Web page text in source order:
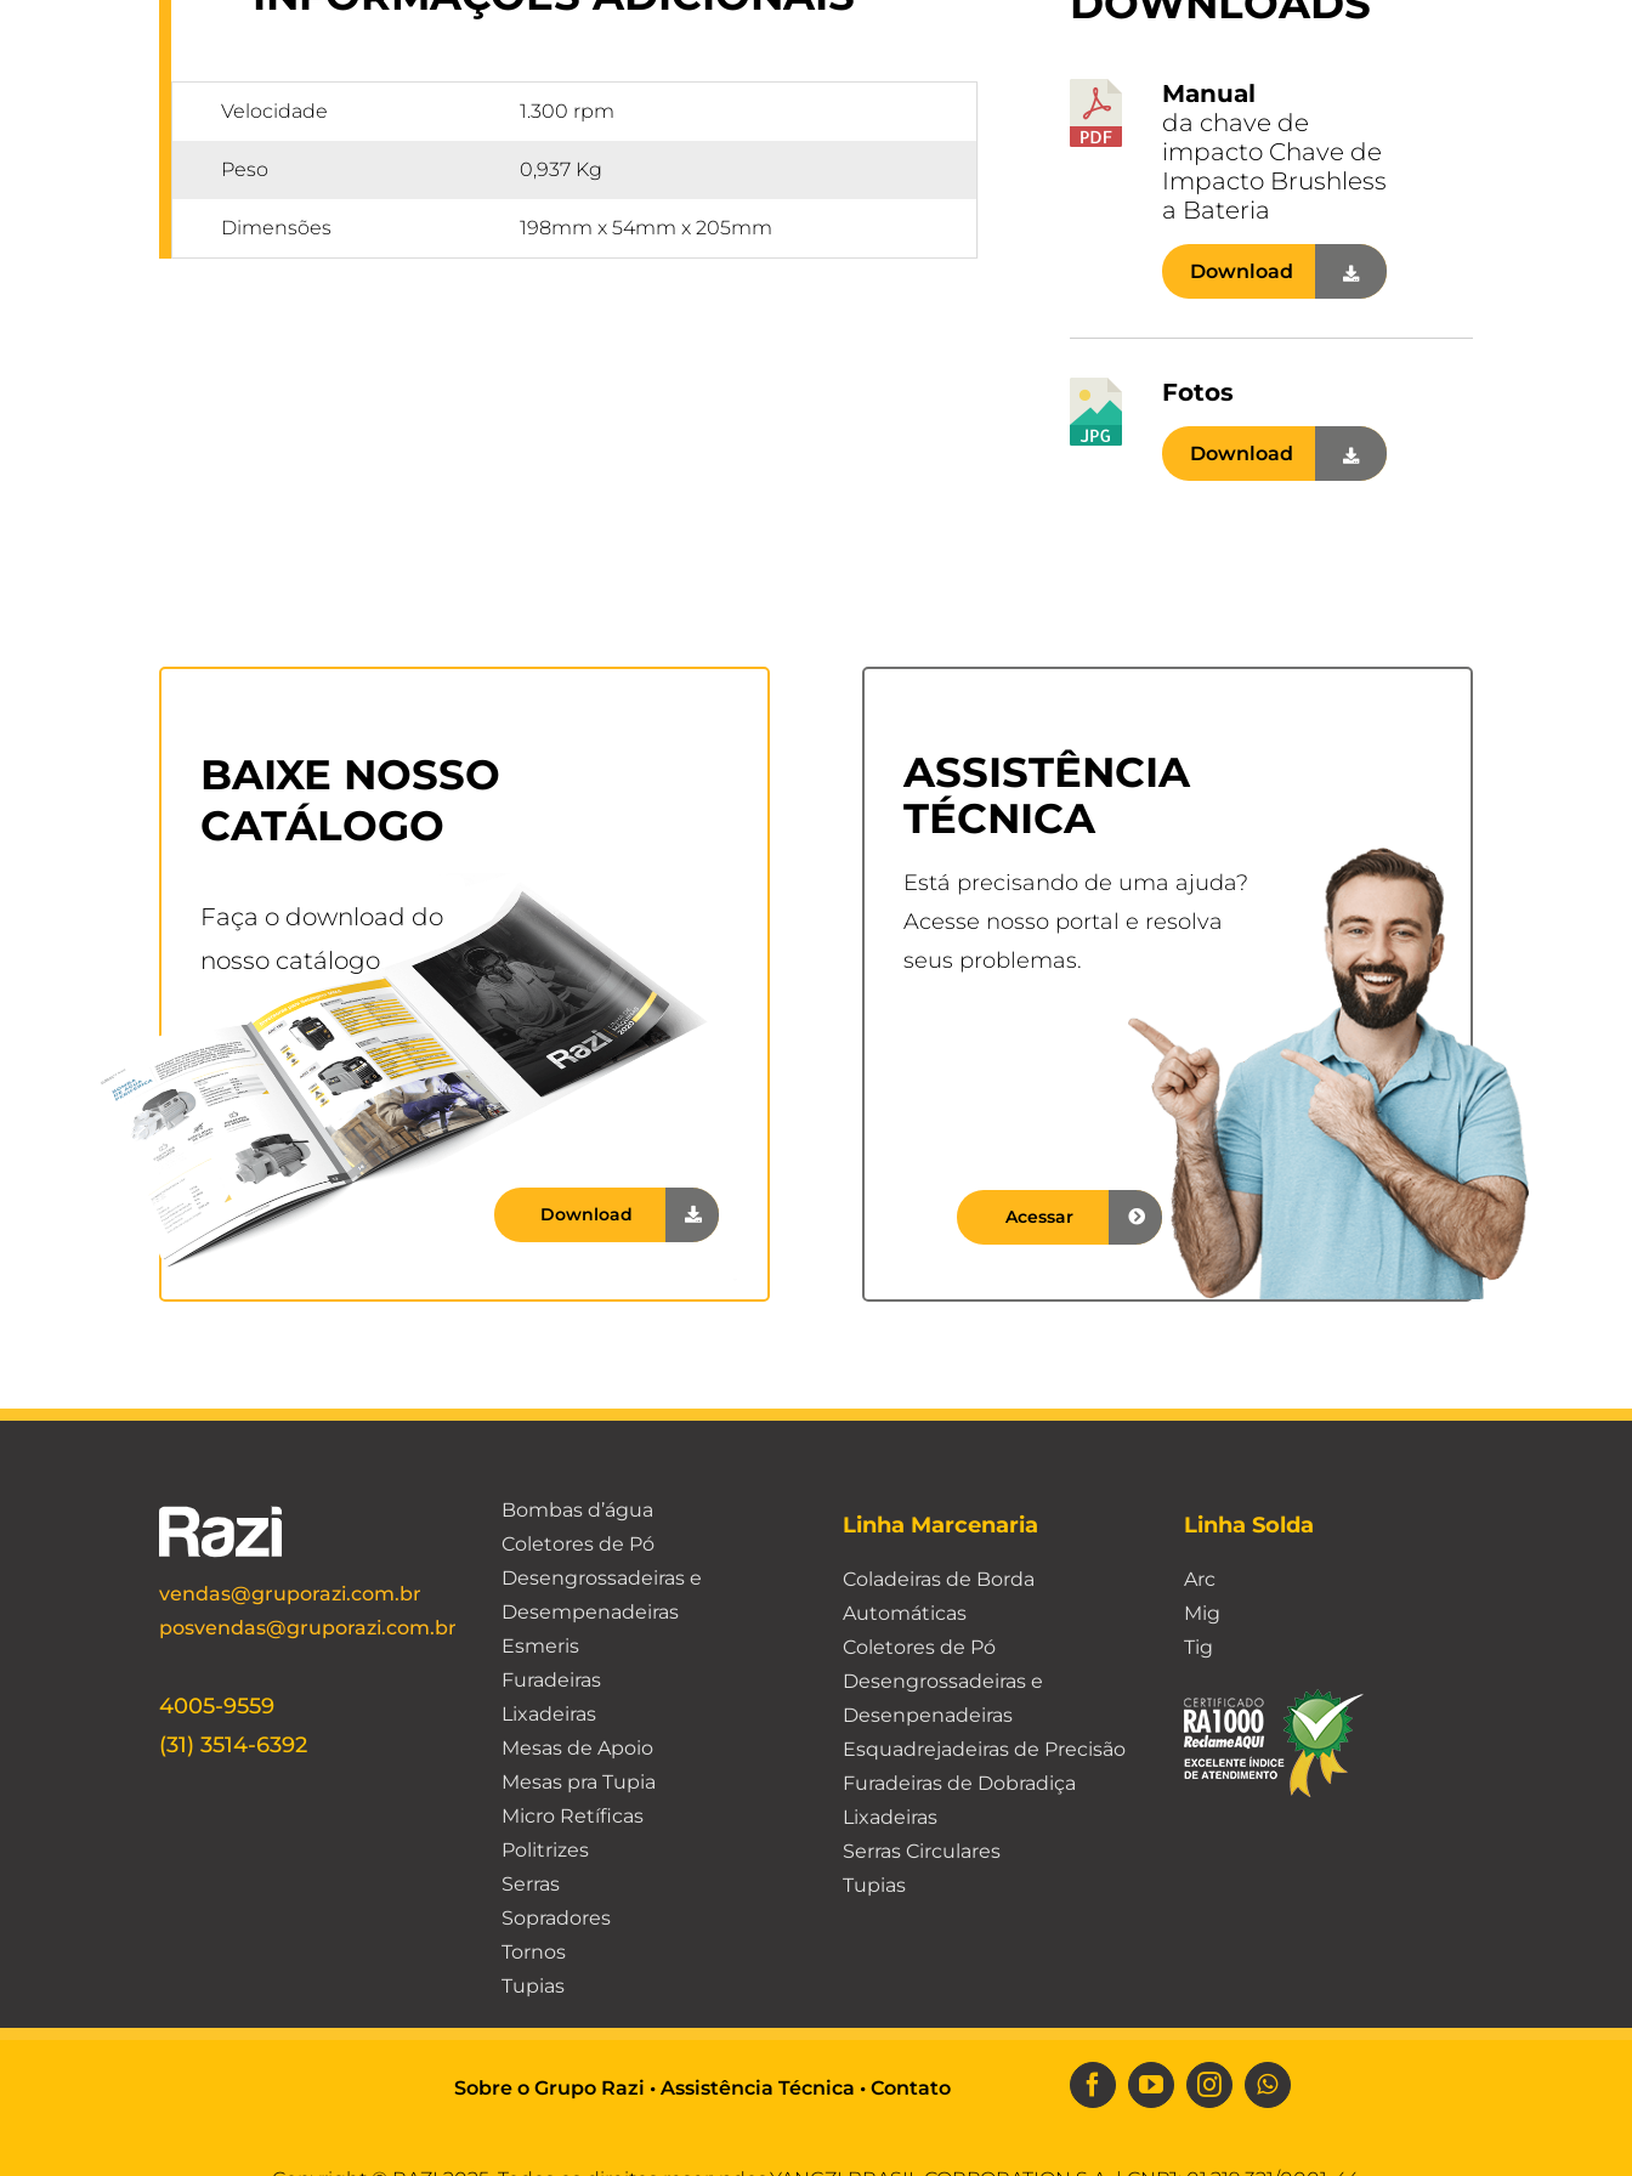
Velocidade 1.300 rpm
Peso 0,937 Kg
Dimensões 198mm x 54mm x 205mm
Manual
da chave de
impacto Chave de
Impacto Brushless
a Bateria
Download
Fotos
Download
BAIXE NOSSO
CATÁLOGO
Faça o download do
nosso catálogo
Download
ASSISTÊNCIA
TÉCNICA
Está precisando de uma ajuda?
Acesse nosso portal e resolva
seus problemas.
Acessar
vendas@gruporazi.com.br
posvendas@gruporazi.com.br
4005-9559
(31) 3514-6392
Bombas d’água
Coletores de Pó
Desengrossadeiras e
Desempenadeiras
Esmeris
Furadeiras
Lixadeiras
Mesas de Apoio
Mesas pra Tupia
Micro Retíficas
Politrizes
Serras
Sopradores
Tornos
Tupias
Linha Marcenaria
Coladeiras de Borda
Automáticas
Coletores de Pó
Desengrossadeiras e
Desenpenadeiras
Esquadrejadeiras de Precisão
Furadeiras de Dobradiça
Lixadeiras
Serras Circulares
Tupias
Linha Solda
Arc
Mig
Tig
Sobre o Grupo Razi • Assistência Técnica • Contato